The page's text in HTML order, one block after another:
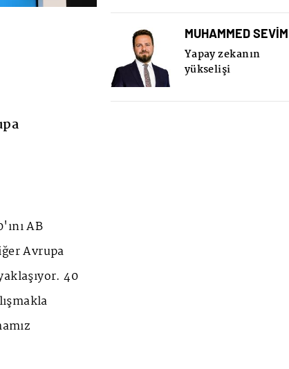
AB
Avrupa
40
MUHAMMED SEVİM
Yapay zekanın
yükselişi